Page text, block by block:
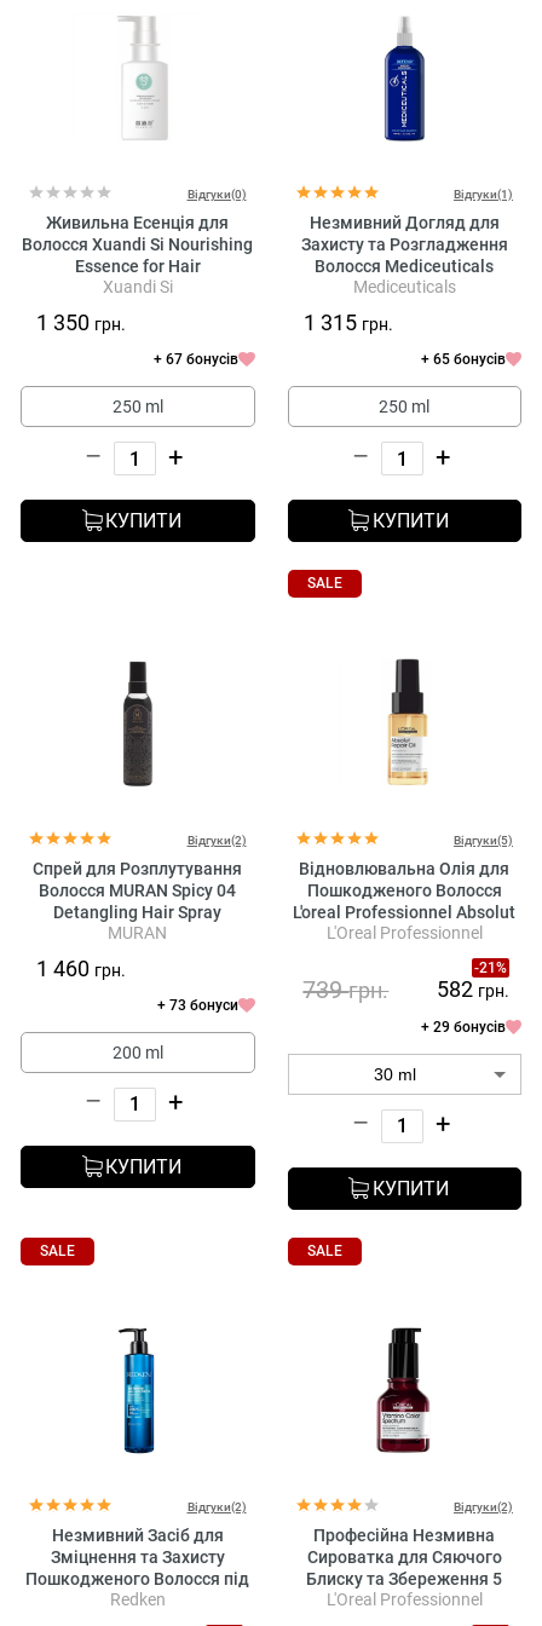
Відгуки(0)
Живильна Есенція для
Волосся Xuandi Si Nourishing
Essence for Hair
Xuandi Si
1 350 грн.
+ 67 бонусів
250 ml
– +
КУПИТИ
Відгуки(1)
Незмивний Догляд для
Захисту та Розгладження
Волосся Mediceuticals
Defend Leave-in Conditioner
Mediceuticals
1 315 грн.
+ 65 бонусів
250 ml
– +
КУПИТИ
Відгуки(2)
Спрей для Розплутування
Волосся MURAN Spicy 04
Detangling Hair Spray
MURAN
1 460 грн.
+ 73 бонуси
200 ml
– +
КУПИТИ
SALE
Відгуки(5)
Відновлювальна Олія для
Пошкодженого Волосся
L'oreal Professionnel Absolut
Repair Oil
L'Oreal Professionnel
-21%
739грн. 582 грн.
+ 29 бонусів
– +
КУПИТИ
SALE
Відгуки(2)
Незмивний Засіб для
Зміцнення та Захисту
Пошкодженого Волосся під
Час Термоукладання
Redken
SALE
Відгуки(2)
Професійна Незмивна
Сироватка для Сяючого
Блиску та Збереження 5
Вимірів Колірного Спектру
L'Oreal Professionnel